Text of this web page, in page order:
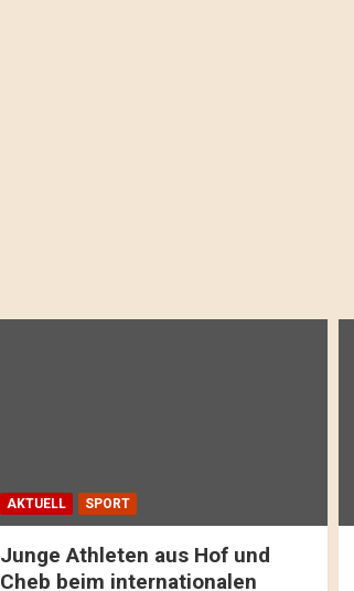
AKTUELL SPORT
Junge Athleten aus Hof und
Cheb beim internationalen